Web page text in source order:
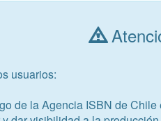
Consultar libros
de publicación
usuarios:
de la Agencia ISBN de